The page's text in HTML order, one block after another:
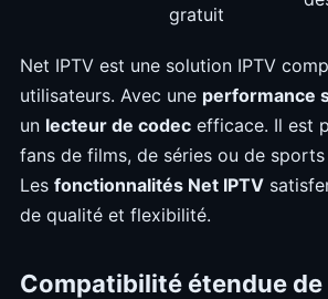
gratuit
Net IPTV est une solution IPTV
utilisateurs. Avec une performance
un lecteur de codec efficace. Il est
fans de films, de séries ou de
Les fonctionnalités Net IPTV
de qualité et flexibilité.
Compatibilité étendue de